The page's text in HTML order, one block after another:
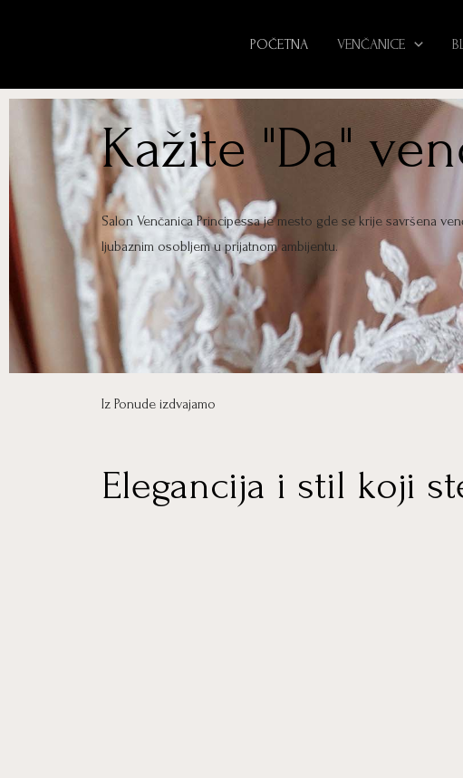
POČETNA VENČANICE
Kažite "Da"
Salon Venčanica Principessa je mesto gde se krije savršena
ljubaznim osobljem u prijatnom ambijentu.
Iz Ponude izdvajamo
Elegancija i stil koji